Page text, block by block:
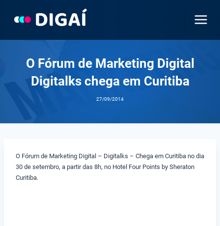
O Fórum de Marketing Digital
Digitalks chega em Curitiba
27/09/2014
O Fórum de Marketing Digital – Digitalks – Chega em Curitiba no dia
30 de setembro, a partir das 8h, no Hotel Four Points by Sheraton
Curitiba.